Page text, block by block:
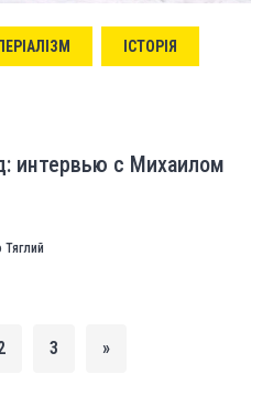
ІСТОРІЯ
интервью с Михаилом
Тяглий
3 »